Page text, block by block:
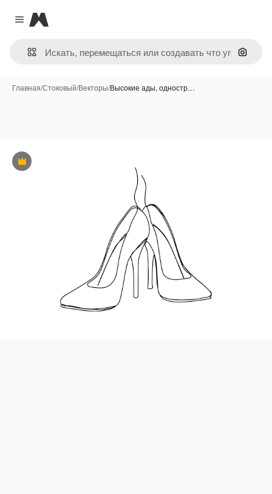
Close menu
Magnific
Поиск
Главная/Стоковый/Векторы/Высокие ады, одностр…
Премиум